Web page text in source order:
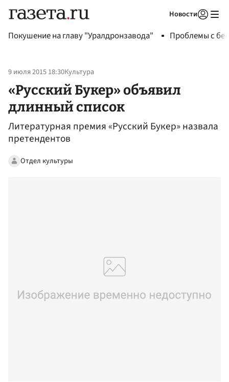
Новости
Покушение на главу "Уралдронзавода" Проблемы с
9 июля 2015 18:30Культура
«Русский Букер» объявил
длинный список
Литературная премия «Русский Букер» назвала
претендентов
Отдел культуры